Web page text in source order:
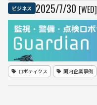
ビジネス 2025/7/30 [WED]
ロボティクス 国内企業事例